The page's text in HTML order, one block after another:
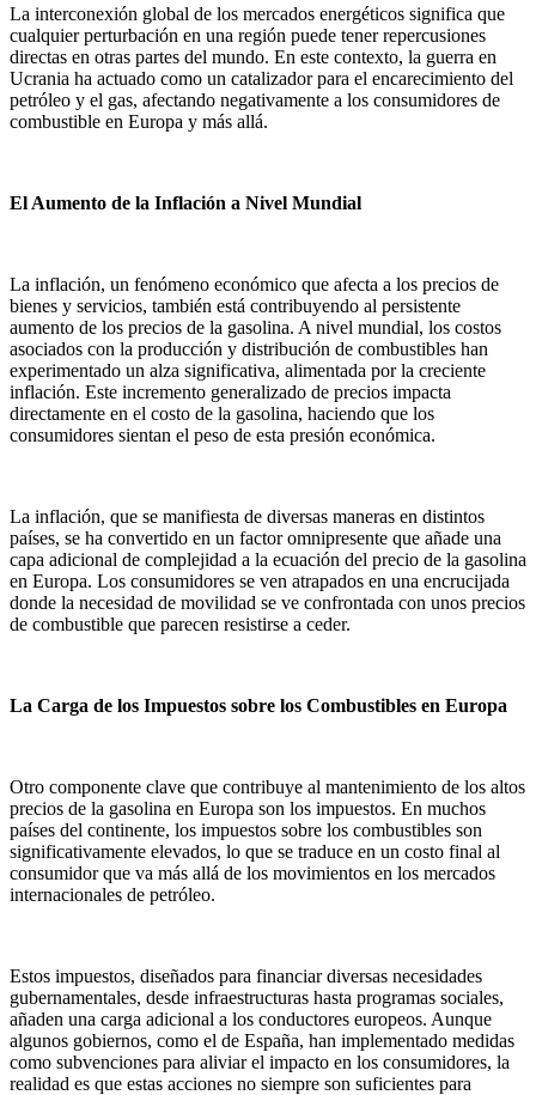
La interconexión global de los mercados energéticos significa que
cualquier perturbación en una región puede tener repercusiones
directas en otras partes del mundo. En este contexto, la guerra en
Ucrania ha actuado como un catalizador para el encarecimiento del
petróleo y el gas, afectando negativamente a los consumidores de
combustible en Europa y más allá.
El Aumento de la Inflación a Nivel Mundial
La inflación, un fenómeno económico que afecta a los precios de
bienes y servicios, también está contribuyendo al persistente
aumento de los precios de la gasolina. A nivel mundial, los costos
asociados con la producción y distribución de combustibles han
experimentado un alza significativa, alimentada por la creciente
inflación. Este incremento generalizado de precios impacta
directamente en el costo de la gasolina, haciendo que los
consumidores sientan el peso de esta presión económica.
La inflación, que se manifiesta de diversas maneras en distintos
países, se ha convertido en un factor omnipresente que añade una
capa adicional de complejidad a la ecuación del precio de la gasolina
en Europa. Los consumidores se ven atrapados en una encrucijada
donde la necesidad de movilidad se ve confrontada con unos precios
de combustible que parecen resistirse a ceder.
La Carga de los Impuestos sobre los Combustibles en Europa
Otro componente clave que contribuye al mantenimiento de los altos
precios de la gasolina en Europa son los impuestos. En muchos
países del continente, los impuestos sobre los combustibles son
significativamente elevados, lo que se traduce en un costo final al
consumidor que va más allá de los movimientos en los mercados
internacionales de petróleo.
Estos impuestos, diseñados para financiar diversas necesidades
gubernamentales, desde infraestructuras hasta programas sociales,
añaden una carga adicional a los conductores europeos. Aunque
algunos gobiernos, como el de España, han implementado medidas
como subvenciones para aliviar el impacto en los consumidores, la
realidad es que estas acciones no siempre son suficientes para